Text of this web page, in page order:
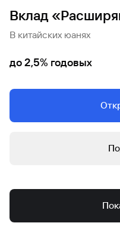
Вклад
В китайских юанях
до 2,5% годовых